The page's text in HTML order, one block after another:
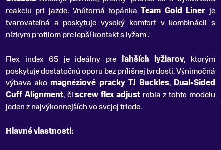
reakciu pri jazde. Vnútorná topánkaTeam Gold Liner je
tvarovateľná a poskytuje vysoký komfort v kombinácii s
nízkym profilom pre lepší kontakt s lyžami.
Flex index 65 je ideálny pre ľahších lyžiarov, ktorým
poskytuje dostatočnú oporu bez prílišnej tvrdosti. Výnimočná
výbava ako magnéziové pracky TJ Buckles, Dual-Sided
Cuff Alignment, čiscrew flex adjustrobia z tohto modelu
jeden z najvýkonnejších vo svojej triede.
Hlavné vlastnosti: